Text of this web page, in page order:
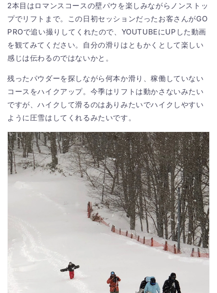
2本目はロマンスコースの壁パウを楽しみながらノンストッ
プでリフトまで。この日初セッションだったお客さんがGO
PROで追い撮りしてくれたので、YOUTUBEにUPした動画
を観てみてください。自分の滑りはともかくとして楽しい
感じは伝わるのではないかと。
残ったパウダーを探しながら何本か滑り、稼働していない
コースをハイクアップ。今季はリフトは動かさないみたい
ですが、ハイクして滑るのはありみたいでハイクしやすい
ように圧雪はしてくれるみたいです。